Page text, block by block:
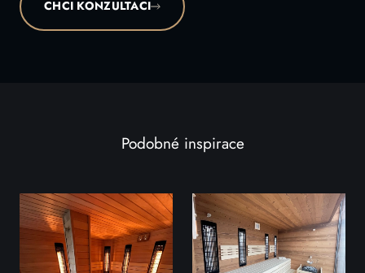
CHCI KONZULTACI
Podobné inspirace